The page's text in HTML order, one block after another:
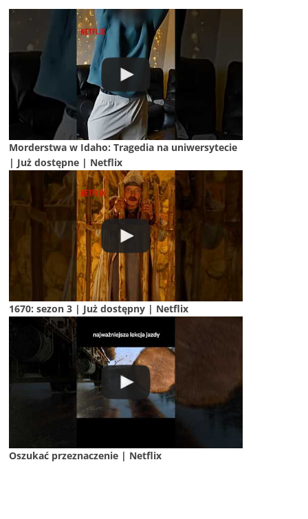
Morderstwa w Idaho: Tragedia na uniwersytecie
| Już dostępne | Netflix
1670: sezon 3 | Już dostępny | Netflix
Oszukać przeznaczenie | Netflix